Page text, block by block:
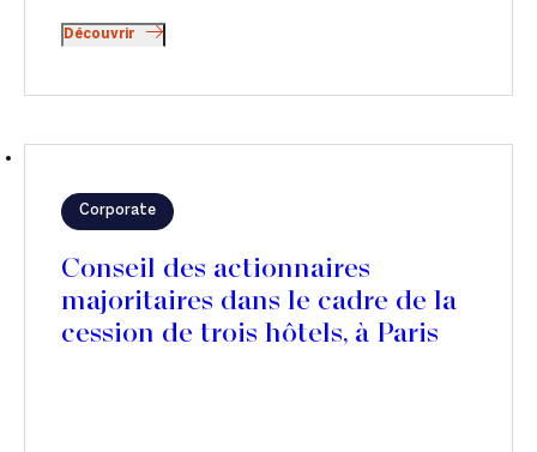
Découvrir
Corporate
Conseil des actionnaires
majoritaires dans le cadre de la
cession de trois hôtels, à Paris